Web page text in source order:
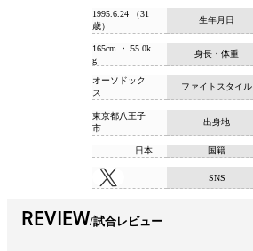
生年月日
1995.6.24 （31
歳）
身長・体重
165cm ・ 55.0k
g
ファイトスタイル
オーソドック
ス
出身地
東京都八王子
市
国籍
日本
SNS
REVIEW 試合レビュー